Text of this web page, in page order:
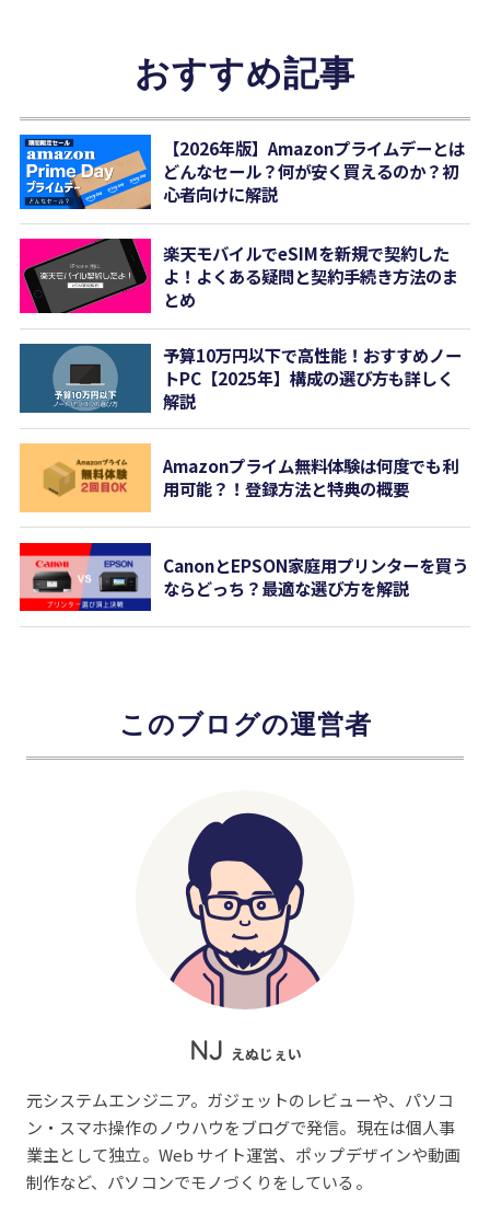
おすすめ記事
【2026年版】Amazonプライムデーとは
どんなセール？何が安く買えるのか？初
心者向けに解説
楽天モバイルでeSIMを新規で契約した
よ！よくある疑問と契約手続き方法のま
とめ
予算10万円以下で高性能！おすすめノー
トPC【2025年】構成の選び方も詳しく
解説
Amazonプライム無料体験は何度でも利
用可能？！登録方法と特典の概要
CanonとEPSON家庭用プリンターを買う
ならどっち？最適な選び方を解説
このブログの運営者
NJ えぬじぇい
元システムエンジニア。ガジェットのレビューや、パソコ
ン・スマホ操作のノウハウをブログで発信。現在は個人事
業主として独立。Web サイト運営、ポップデザインや動画
制作など、パソコンでモノづくりをしている。